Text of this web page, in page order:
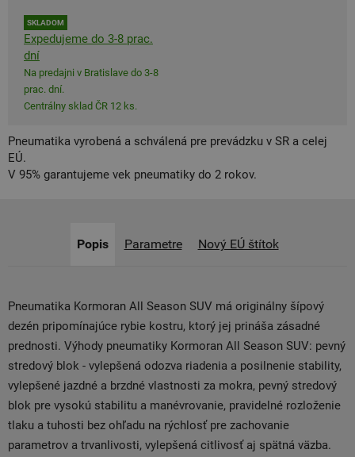
SKLADOM
Expedujeme do 3-8 prac.
dní
Na predajni v Bratislave do 3-8
prac. dní.
Centrálny sklad ČR 12 ks.
Pneumatika vyrobená a schválená pre prevádzku v SR a celej
EÚ.
V 95% garantujeme vek pneumatiky do 2 rokov.
Popis Parametre Nový EÚ štítok
Pneumatika Kormoran All Season SUV má originálny šípový
dezén pripomínajúce rybie kostru, ktorý jej prináša zásadné
prednosti. Výhody pneumatiky Kormoran All Season SUV: pevný
stredový blok - vylepšená odozva riadenia a posilnenie stability,
vylepšené jazdné a brzdné vlastnosti za mokra, pevný stredový
blok pre vysokú stabilitu a manévrovanie, pravidelné rozloženie
tlaku a tuhosti bez ohľadu na rýchlosť pre zachovanie
parametrov a trvanlivosti, vylepšená citlivosť aj spätná väzba.